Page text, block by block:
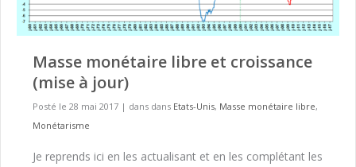
Masse monétaire libre et croissance
(mise à jour)
Posté le 28 mai 2017 | dans dans Etats-Unis, Masse monétaire libre,
Monétarisme
Je reprends ici en les actualisant et en les complétant les